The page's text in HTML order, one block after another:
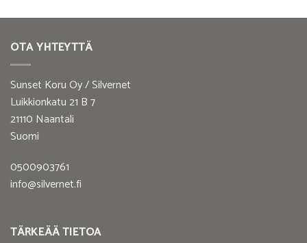
OTA YHTEYTTÄ
Sunset Koru Oy / Silvernet
Luikkionkatu 21 B 7
21110 Naantali
Suomi
0500903761
info@silvernet.fi
TÄRKEÄÄ TIETOA